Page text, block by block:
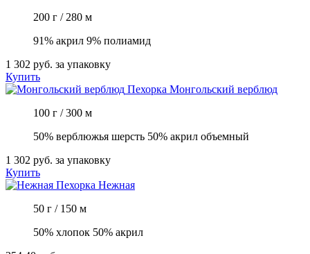
200 г / 280 м
91% акрил 9% полиамид
1 302 руб. за упаковку
Купить
Пехорка Монгольский верблюд
100 г / 300 м
50% верблюжья шерсть 50% акрил объемный
1 302 руб. за упаковку
Купить
Пехорка Нежная
50 г / 150 м
50% хлопок 50% акрил